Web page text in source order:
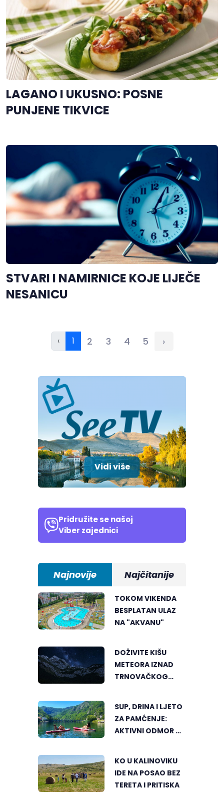
LAGANO I UKUSNO: POSNE
PUNJENE TIKVICE
STVARI I NAMIRNICE KOJE LIJEČE
NESANICU
‹ 1 2 3 4 5 ›
Vidi više
Pridružite se našoj
Viber zajednici
Najnovije Najčitanije
TOKOM VIKENDA
BESPLATAN ULAZ
NA "AKVANU"
DOŽIVITE KIŠU
METEORA IZNAD
TRNOVAČKOG
SUP, DRINA I LJETO
ZA PAMĆENJE:
AKTIVNI ODMOR U
KO U KALINOVIKU
IDE NA POSAO BEZ
TERETA I PRITISKA